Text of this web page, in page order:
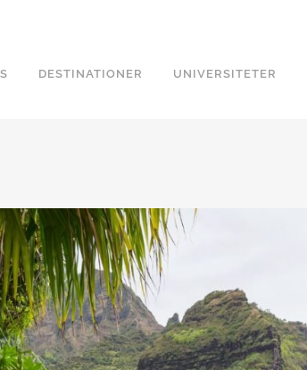
DESTINATIONER UNIVERSITETER